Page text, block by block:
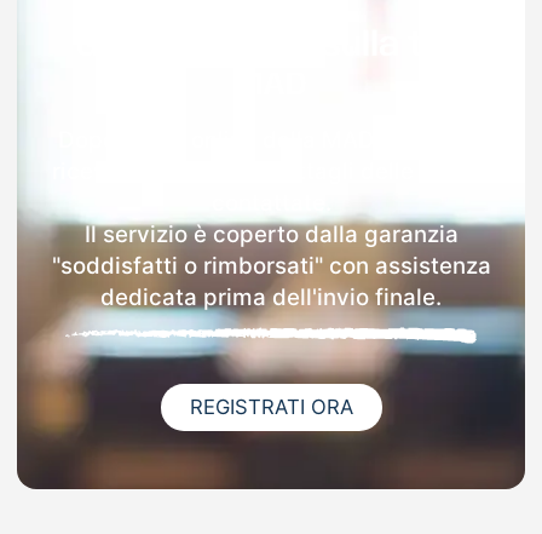
Il servizio è coperto dalla garanzia
"soddisfatti o rimborsati" con assistenza
dedicata prima dell'invio finale.
REGISTRATI ORA